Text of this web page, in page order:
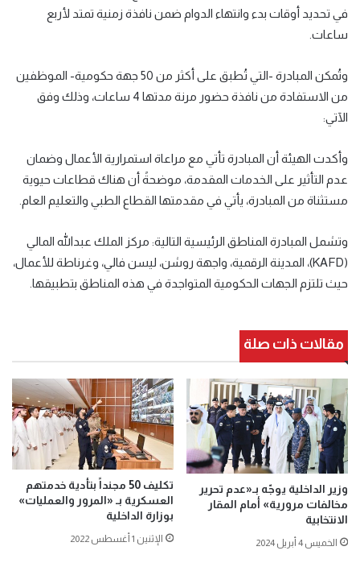
في تحديد أوقات بدء وانتهاء الدوام ضمن نافذة زمنية تمتد لأربع
ساعات.
وتُمكن المبادرة -التي تُطبق على أكثر من 50 جهة حكومية- الموظفين
من الاستفادة من نافذة حضور مرنة مدتها 4 ساعات، وذلك وفق
الآتي:
وأكدت الهيئة أن المبادرة تأتي مع مراعاة استمرارية الأعمال وضمان
عدم التأثير على الخدمات المقدمة، موضحةً أن هناك قطاعات حيوية
مستثناة من المبادرة، يأتي في مقدمتها القطاع الطبي والتعليم العام.
وتشمل المبادرة المناطق الرئيسية التالية: مركز الملك عبدالله المالي
(KAFD)، المدينة الرقمية، واجهة روشن، ليسن فالي، وغرناطة للأعمال،
حيث تلتزم الجهات الحكومية المتواجدة في هذه المناطق بتطبيقها.
مقالات ذات صلة
وزير الداخلية يوجّه بـ«عدم تحرير
مخالفات مرورية» أمام المقار
الانتخابية
الخميس 4 أبريل 2024
تكليف 50 مجنداً بتأدية خدمتهم
العسكرية بـ «المرور والعمليات»
بوزارة الداخلية
الإثنين 1 أغسطس 2022